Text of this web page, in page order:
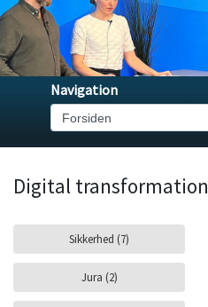
Navigation
Digital transformation
Sikkerhed (7)
Jura (2)